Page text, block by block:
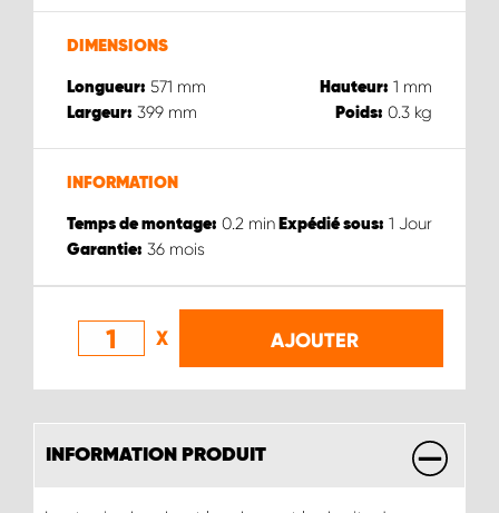
DIMENSIONS
Longueur: 571 mm Hauteur: 1 mm
Largeur: 399 mm Poids: 0.3 kg
INFORMATION
Temps de montage: 0.2 min Expédié sous: 1 Jour
Garantie: 36 mois
X AJOUTER
INFORMATION PRODUIT